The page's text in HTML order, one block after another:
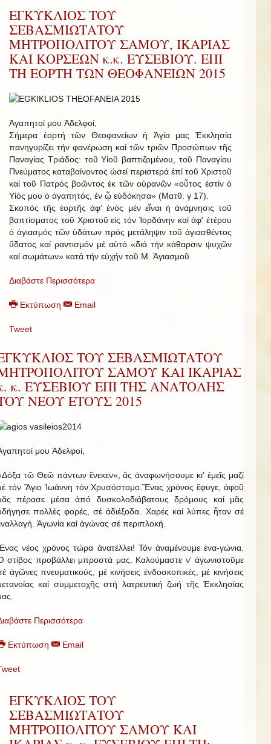
ΕΓΚΥΚΛΙΟΣ ΤΟΥ
ΣΕΒΑΣΜΙΩΤΑΤΟΥ
ΜΗΤΡΟΠΟΛΙΤΟΥ ΣΑΜΟΥ, ΙΚΑΡΙΑΣ
ΚΑΙ ΚΟΡΣΕΩΝ κ.κ. ΕΥΣΕΒΙΟΥ. ΕΠΙ
ΤΗ ΕΟΡΤΗ ΤΩΝ ΘΕΟΦΑΝΕΙΩΝ 2015
Ἀγαπητοί μου Ἀδελφοί,
Σήμερα ἑορτή τῶν Θεοφανείων ἡ Ἁγία μας Ἐκκλησία
πανηγυρίζει τήν φανέρωση καί τῶν τριῶν Προσώπων τῆς
Παναγίας Τριάδος: τοῦ Υἱοῦ βαπτιζομένου, τοῦ Παναγίου
Πνεύματος καταβαίνοντος ὡσεί περιστερά ἐπί τοῦ Χριστοῦ
καί τοῦ Πατρός βοῶντος ἐκ τῶν οὐρανῶν «οὗτος ἐστίν ὁ
Υἱός μου ὁ ἀγαπητός, ἐν ᾧ εὐδόκησα» (Ματθ. γ 17).
Σκοπός τῆς ἑορτῆς ἀφ' ἑνός μέν εἶναι ἡ ἀνάμνησις τοῦ
βαπτίσματος τοῦ Χριστοῦ εἰς τόν Ἰορδάνην καί ἀφ' ἑτέρου
ὁ ἁγιασμός τῶν ὑδάτων πρός μετάληψιν τοῦ ἁγιασθέντος
ὕδατος καί ραντισμόν μέ αὐτό «διά τήν κάθαρσιν ψυχῶν
καί σωμάτων» κατά τήν εὐχήν τοῦ Μ. Ἁγιασμοῦ.
Διαβάστε Περισσότερα
Εκτύπωση Email
Tweet
ΤΟΥ ΣΕΒΑΣΜΙΩΤΑΤΟΥ
ΣΑΜΟΥ ΚΑΙ ΙΚΑΡΙΑΣ
κ. ΕΥΣΕΒΙΟΥ ΕΠΙ ΤΗΣ ΑΝΑΤΟΛΗΣ
ΝΕΟΥ ΕΤΟΥΣ 2015
μου Ἀδελφοί,
τῶ Θεῶ πάντων ἕνεκεν», ἄς ἀναφωνήσουμε κι' ἐμεῖς μαζί
τόν Ἅγιο Ἰωάννη τόν Χρυσόστομο.Ἕνας χρόνος ἔφυγε, ἀφοῦ
πέρασε μέσα ἀπό δυσκολοδιάβατους δρόμους καί μᾶς
πολλές φορές, σέ ἀδιέξοδα. Χαρές καί λύπες ἦταν σέ
Ἀγωνία καί ἀγώνας σέ περιπλοκή.
νέος χρόνος τώρα ἀνατέλλει! Τόν ἀναμένουμε ἐνα-γώνια.
στίβος προβάλλει μπροστά μας. Καλούμαστε ν' ἀγωνιστοῦμε
ἀγῶνες πνευματικούς, μέ κινήσεις ἐνδοσκοπικές, μέ κινήσεις
καί συμμετοχῆς στή λατρευτική ζωή τῆς Ἐκκλησίας
Περισσότερα
Εκτύπωση Email
ΕΓΚΥΚΛΙΟΣ ΤΟΥ
ΣΕΒΑΣΜΙΩΤΑΤΟΥ
ΜΗΤΡΟΠΟΛΙΤΟΥ ΣΑΜΟΥ ΚΑΙ